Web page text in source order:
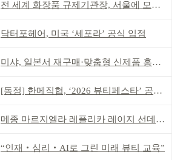
전 세계 화장품 규제기관장, 서울에 모인다
닥터포헤어, 미국 ‘세포라’ 공식 입점
미샤, 일본서 재구매·맞춤형 신제품 흥행 ‘쌍끌이’
[동정] 한메직협, ‘2026 뷰티페스타’ 공동 주최
메종 마르지엘라 레플리카 레이지 선데이 모닝 디퓨저
“인재‧심리‧AI로 그린 미래 뷰티 교육”